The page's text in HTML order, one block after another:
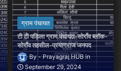
ग्राम पंचायत
टी टी पड़िला ग्राम पंचायत-सोराँव ब्लॉक-
सोराँव तहसील-प्रयागराज जनपद
Prayagraj HUB
September 29, 2024